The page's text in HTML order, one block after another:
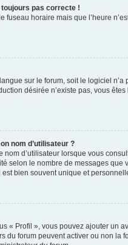
toujours pas correcte !
fuseau horaire mais que l’heure
sur le forum, soit le logiciel
désirée n’existe pas, vous
nom d’utilisateur ?
d’utilisateur lorsque vous
selon le nombre de messages
bien souvent unique et
« Profil », vous pouvez ajouter un
du forum peuvent activer ou non